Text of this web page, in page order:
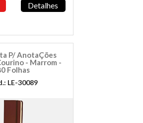
Detalhes
P/ AnotaÇões
- Marrom -
Folhas
LE-30089